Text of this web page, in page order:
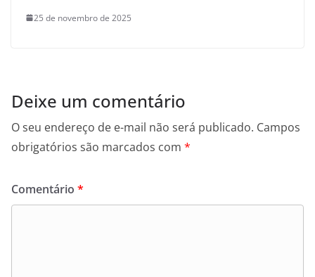
25 de novembro de 2025
Deixe um comentário
O seu endereço de e-mail não será publicado. Campos
obrigatórios são marcados com *
Comentário *